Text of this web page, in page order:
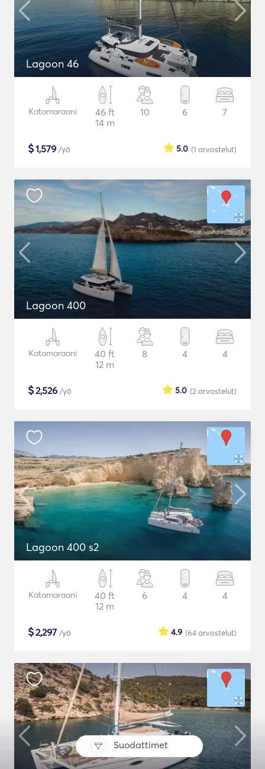
Suodattimet
Lagoon 46
Katamaraani
46 ft
14 m
10 6 7
$1,579 /yö (1 arvostelut)
5.0
Lagoon 400
Katamaraani
40 ft
12 m
8 4 4
$2,526 /yö (2 arvostelut)
5.0
Lagoon 400 s2
Katamaraani
40 ft
12 m
6 4 4
$2,297 /yö (64arvostelut)
4.9